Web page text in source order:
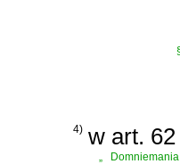
4) w art.